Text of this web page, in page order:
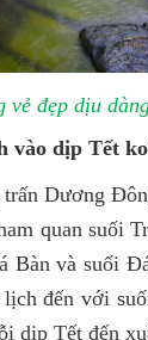
vẻ đẹp dịu
vào dịp Tết
Dương
quan suối
Bàn và suối
đến với
dịp Tết đến